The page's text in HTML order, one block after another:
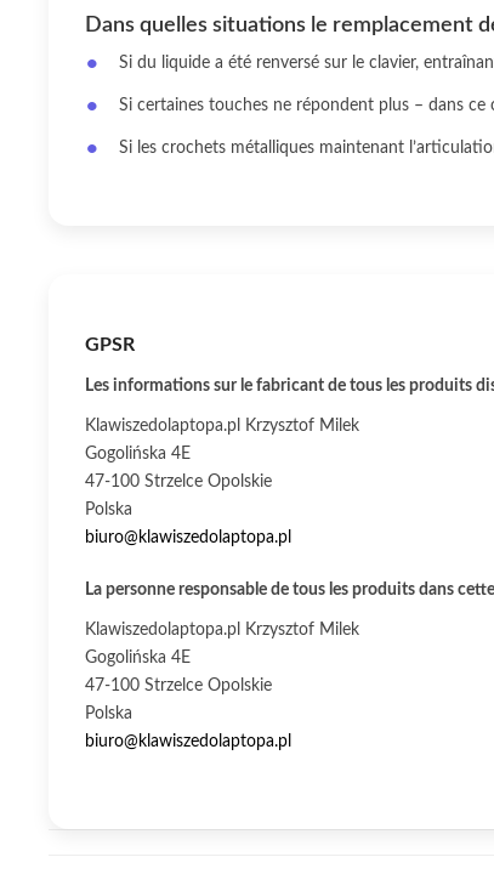
Dans quelles situations le remplacement
Si du liquide a été renversé sur le clavier,
Si certaines touches ne répondent plus – dans
Si les crochets métalliques maintenant
GPSR
Les informations sur le fabricant de tous les produits
Klawiszedolaptopa.pl Krzysztof Milek
Gogolińska 4E
47-100 Strzelce Opolskie
Polska
biuro@klawiszedolaptopa.pl
La personne responsable de tous les produits dans
Klawiszedolaptopa.pl Krzysztof Milek
Gogolińska 4E
47-100 Strzelce Opolskie
Polska
biuro@klawiszedolaptopa.pl